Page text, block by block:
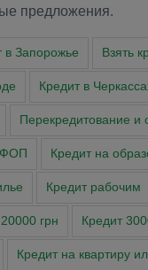
предложения.
в Запорожье Взять
Кредит в
Перекредитование и
ФОП Кредит на
Кредит рабочим
грн Кредит
Кредит на квартиру